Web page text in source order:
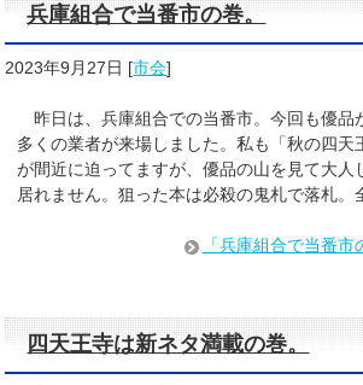
兵庫組合で当番市の巻。
2023年9月27日 [市会]
昨日は、兵庫組合での当番市。今回も優品
多くの業者が来場しました。私も「秋の四天
が間近に迫ってますが、優品の山を見て大人
居れません。狙った本は必殺の鬼札で落札。
「兵庫組合で当番
四天王寺は新ネタ満載の巻。